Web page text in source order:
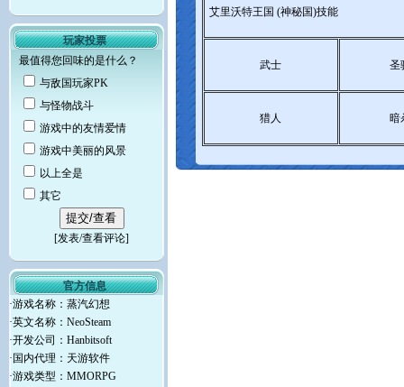
玩家投票
最值得您回味的是什么？
与敌国玩家PK
与怪物战斗
游戏中的友情爱情
游戏中美丽的风景
以上全是
其它
[发表/查看评论]
官方信息
·游戏名称：蒸汽幻想
·英文名称：NeoSteam
·开发公司：Hanbitsoft
·国内代理：天游软件
·游戏类型：MMORPG
艾里沃特王国 (神秘国)技能
武士 圣
猎人 暗